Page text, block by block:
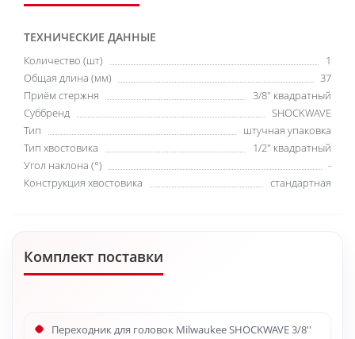
ТЕХНИЧЕСКИЕ ДАННЫЕ
Количество (шт)
1
Общая длина (мм)
37
Приём стержня
3/8" квадратный
Суббренд
SHOCKWAVE
Тип
штучная упаковка
Тип хвостовика
1/2" квадратный
Угол наклона (°)
-
Конструкция хвостовика
стандартная
Комплект поставки
Переходник для головок Milwaukee SHOCKWAVE 3/8''